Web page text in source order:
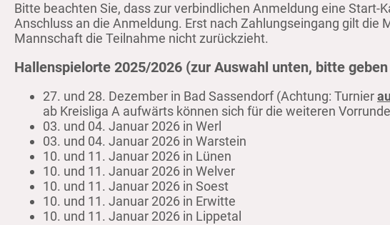
Bitte beachten Sie, dass zur verbindlichen Anmeldung eine
Anschluss an die Anmeldung. Erst nach Zahlungseingang gilt
Mannschaft die Teilnahme nicht zurückzieht.
Hallenspielorte 2025/2026 (zur Auswahl unten, bitte
27. und 28. Dezember in Bad Sassendorf (Achtung: Turnier
ab Kreisliga A aufwärts können sich für die weiteren
03. und 04. Januar 2026 in Werl
03. und 04. Januar 2026 in Warstein
10. und 11. Januar 2026 in Lünen
10. und 11. Januar 2026 in Welver
10. und 11. Januar 2026 in Soest
10. und 11. Januar 2026 in Erwitte
10. und 11. Januar 2026 in Lippetal